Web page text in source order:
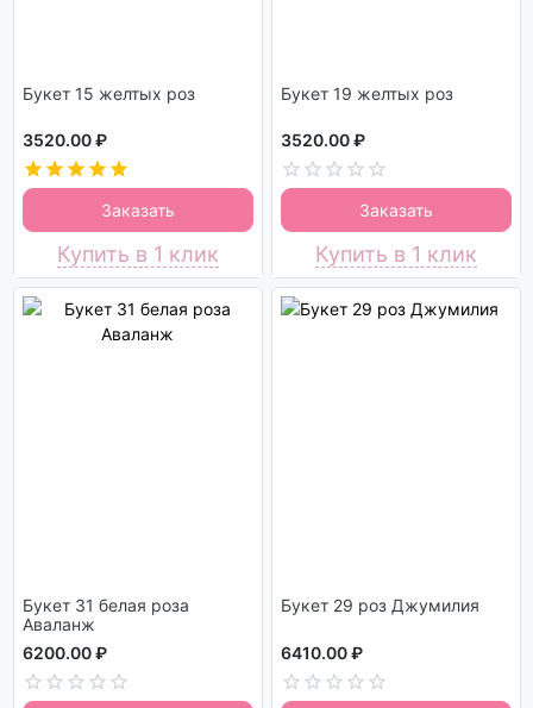
Букет 15 желтых роз
3520.00 ₽
Заказать
Купить в 1 клик
Букет 19 желтых роз
3520.00 ₽
Заказать
Купить в 1 клик
Букет 31 белая роза
Аваланж
6200.00 ₽
Букет 29 роз Джумилия
6410.00 ₽